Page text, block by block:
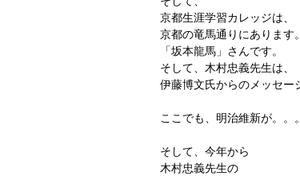
京都生涯学習カレッジは、
京都の竜馬通りにあります。
「坂本龍馬」さんです。
そして、木村忠義先生は、
伊藤博文氏からのメッセー
ここでも、明治維新が。。
そして、今年から
木村忠義先生の